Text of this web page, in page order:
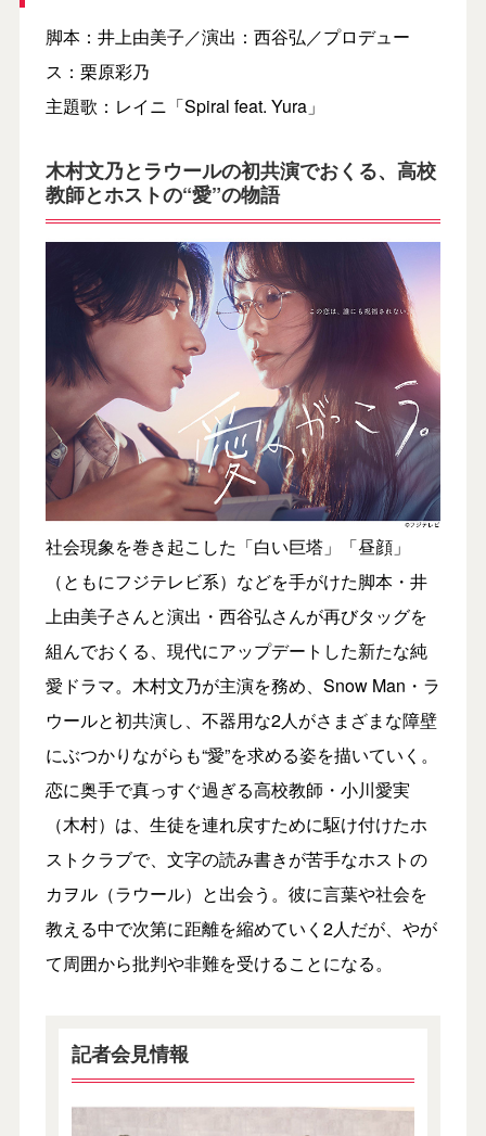
脚本：井上由美子／演出：西谷弘／プロデュー
ス：栗原彩乃
主題歌：レイニ「Spiral feat. Yura」
木村文乃とラウールの初共演でおくる、高校
教師とホストの“愛”の物語
社会現象を巻き起こした「白い巨塔」「昼顔」
（ともにフジテレビ系）などを手がけた脚本・井
上由美子さんと演出・西谷弘さんが再びタッグを
組んでおくる、現代にアップデートした新たな純
愛ドラマ。木村文乃が主演を務め、Snow Man・ラ
ウールと初共演し、不器用な2人がさまざまな障壁
にぶつかりながらも“愛”を求める姿を描いていく。
恋に奥手で真っすぐ過ぎる高校教師・小川愛実
（木村）は、生徒を連れ戻すために駆け付けたホ
ストクラブで、文字の読み書きが苦手なホストの
カヲル（ラウール）と出会う。彼に言葉や社会を
教える中で次第に距離を縮めていく2人だが、やが
て周囲から批判や非難を受けることになる。
記者会見情報